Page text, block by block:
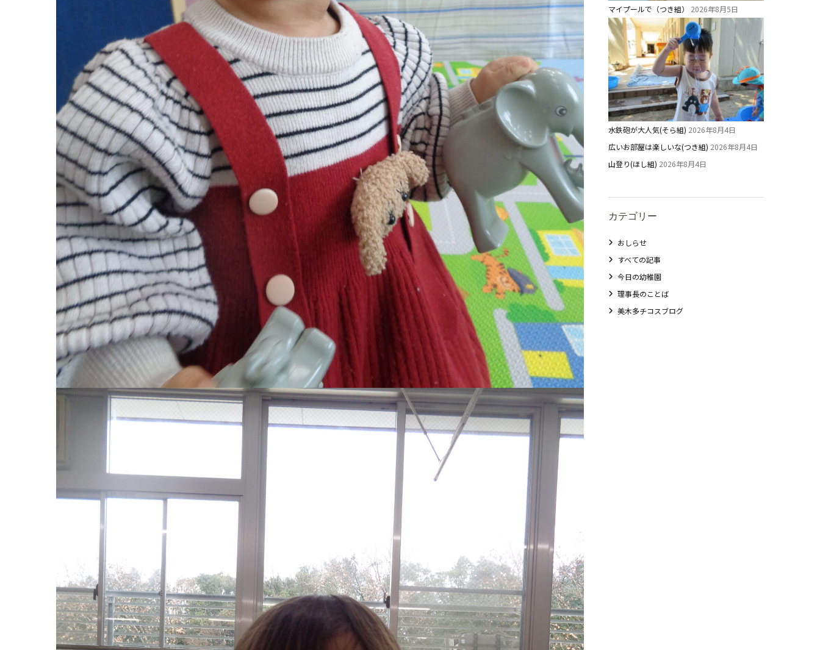
マイプールで（つき組） 2026年8月5日
水鉄砲が大人気(そら組) 2026年8月4日
広いお部屋は楽しいな(つき組) 2026年8月4日
山登り(ほし組) 2026年8月4日
カテゴリー
おしらせ
すべての記事
今日の幼稚園
理事長のことば
美木多チコスブログ
お知らせ 今日の幼稚園 園児募集要項
教職員募集
園のこと
理事長のことば
教育と保育
美⽊多幼稚園の理想
園の1⽇
年間⾏事
預かり保育［ヒラソル ]
美⽊多チコス
美⽊多チコスについて
美⽊多チコスブログ
未就園児クラス
0歳親子登園［マカロンクラス ]
1歳・2歳親子登園［マリポサクラス ]
グループ施設・
関係先リンク
学校法⼈鴨⾕学園 鳳幼稚園
学校法⼈諏訪森学園 諏訪森幼稚園
⼤阪府私⽴幼稚園連盟
社会福祉法人野田福祉会